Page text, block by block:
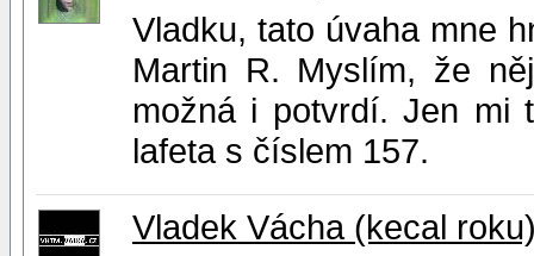
Vladku, tato úvaha mne
Martin R. Myslím, že
možná i potvrdí. Jen mi
lafeta s číslem 157.
Vladek Vácha (kecal